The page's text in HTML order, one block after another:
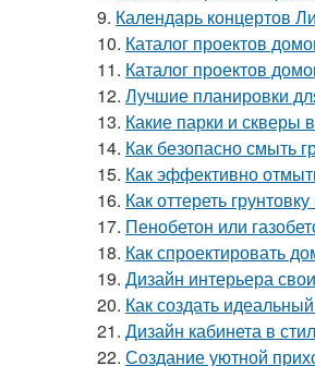
9. Календарь концертов
10. Каталог проектов
11. Каталог проектов
12. Лучшие планировки
13. Какие парки и скверы
14. Как безопасно смыть
15. Как эффективно
16. Как оттереть
17. Пенобетон или
18. Как спроектировать
19. Дизайн интерьера
20. Как создать
21. Дизайн кабинета в
22. Создание уютной